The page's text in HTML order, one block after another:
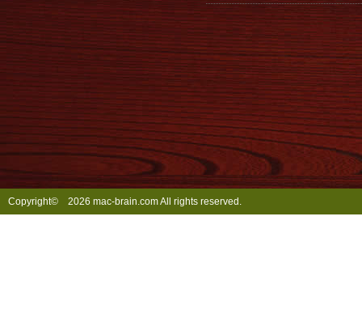
Copyright© 2026 mac-brain.com All rights reserved.